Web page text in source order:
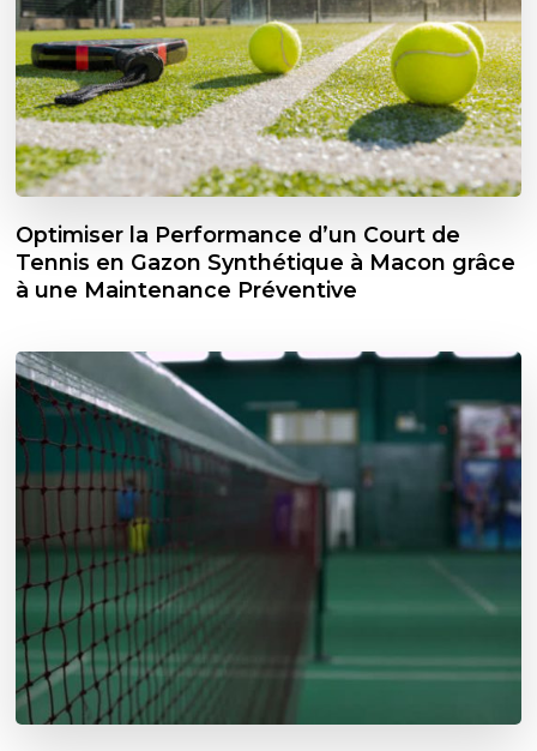
Optimiser la Performance d’un Court de
Tennis en Gazon Synthétique à Macon grâce
à une Maintenance Préventive